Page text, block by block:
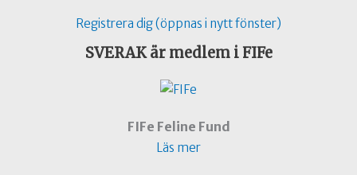
Registrera dig (öppnas i nytt fönster)
SVERAK är medlem i FIFe
FIFe Feline Fund
Läs mer